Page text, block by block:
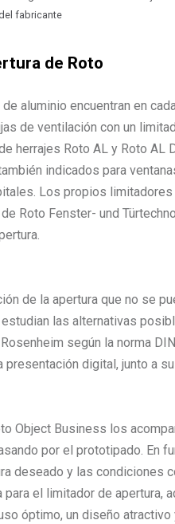
fabricante
de Roto
aluminio encuentran en
de ventilación con un
herrajes Roto AL y Roto AL
indicados para
Los propios
Roto Fenster- und
de la apertura que no se
las alternativas
según la norma
digital, junto a
Object Business los
por el prototipado. En
deseado y las condiciones
el limitador de apertura,
óptimo, un diseño atractivo